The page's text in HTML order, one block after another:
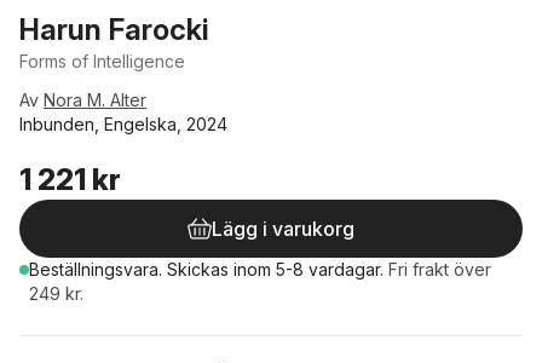
Harun Farocki
Forms of Intelligence
Av Nora M. Alter
Inbunden, Engelska, 2024
1 221 kr
Lägg i varukorg
Beställningsvara. Skickas inom 5-8 vardagar. Fri frakt över
249 kr.